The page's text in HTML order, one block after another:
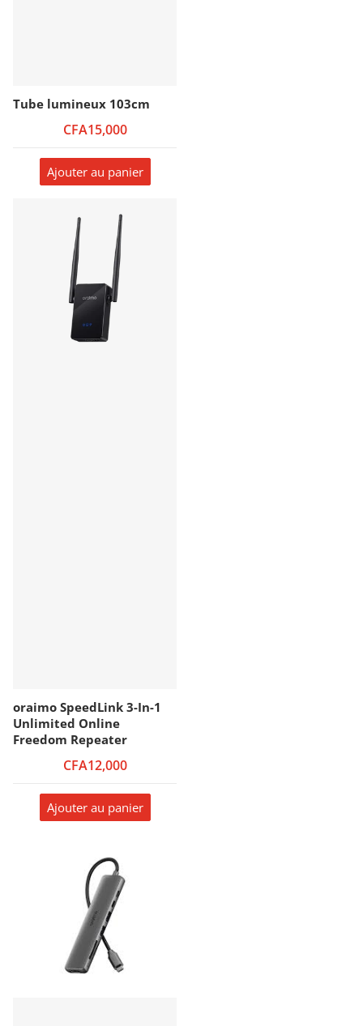
Tube lumineux 103cm
CFA15,000
Ajouter au panier
oraimo SpeedLink 3-In-1
Unlimited Online
Freedom Repeater
CFA12,000
Ajouter au panier